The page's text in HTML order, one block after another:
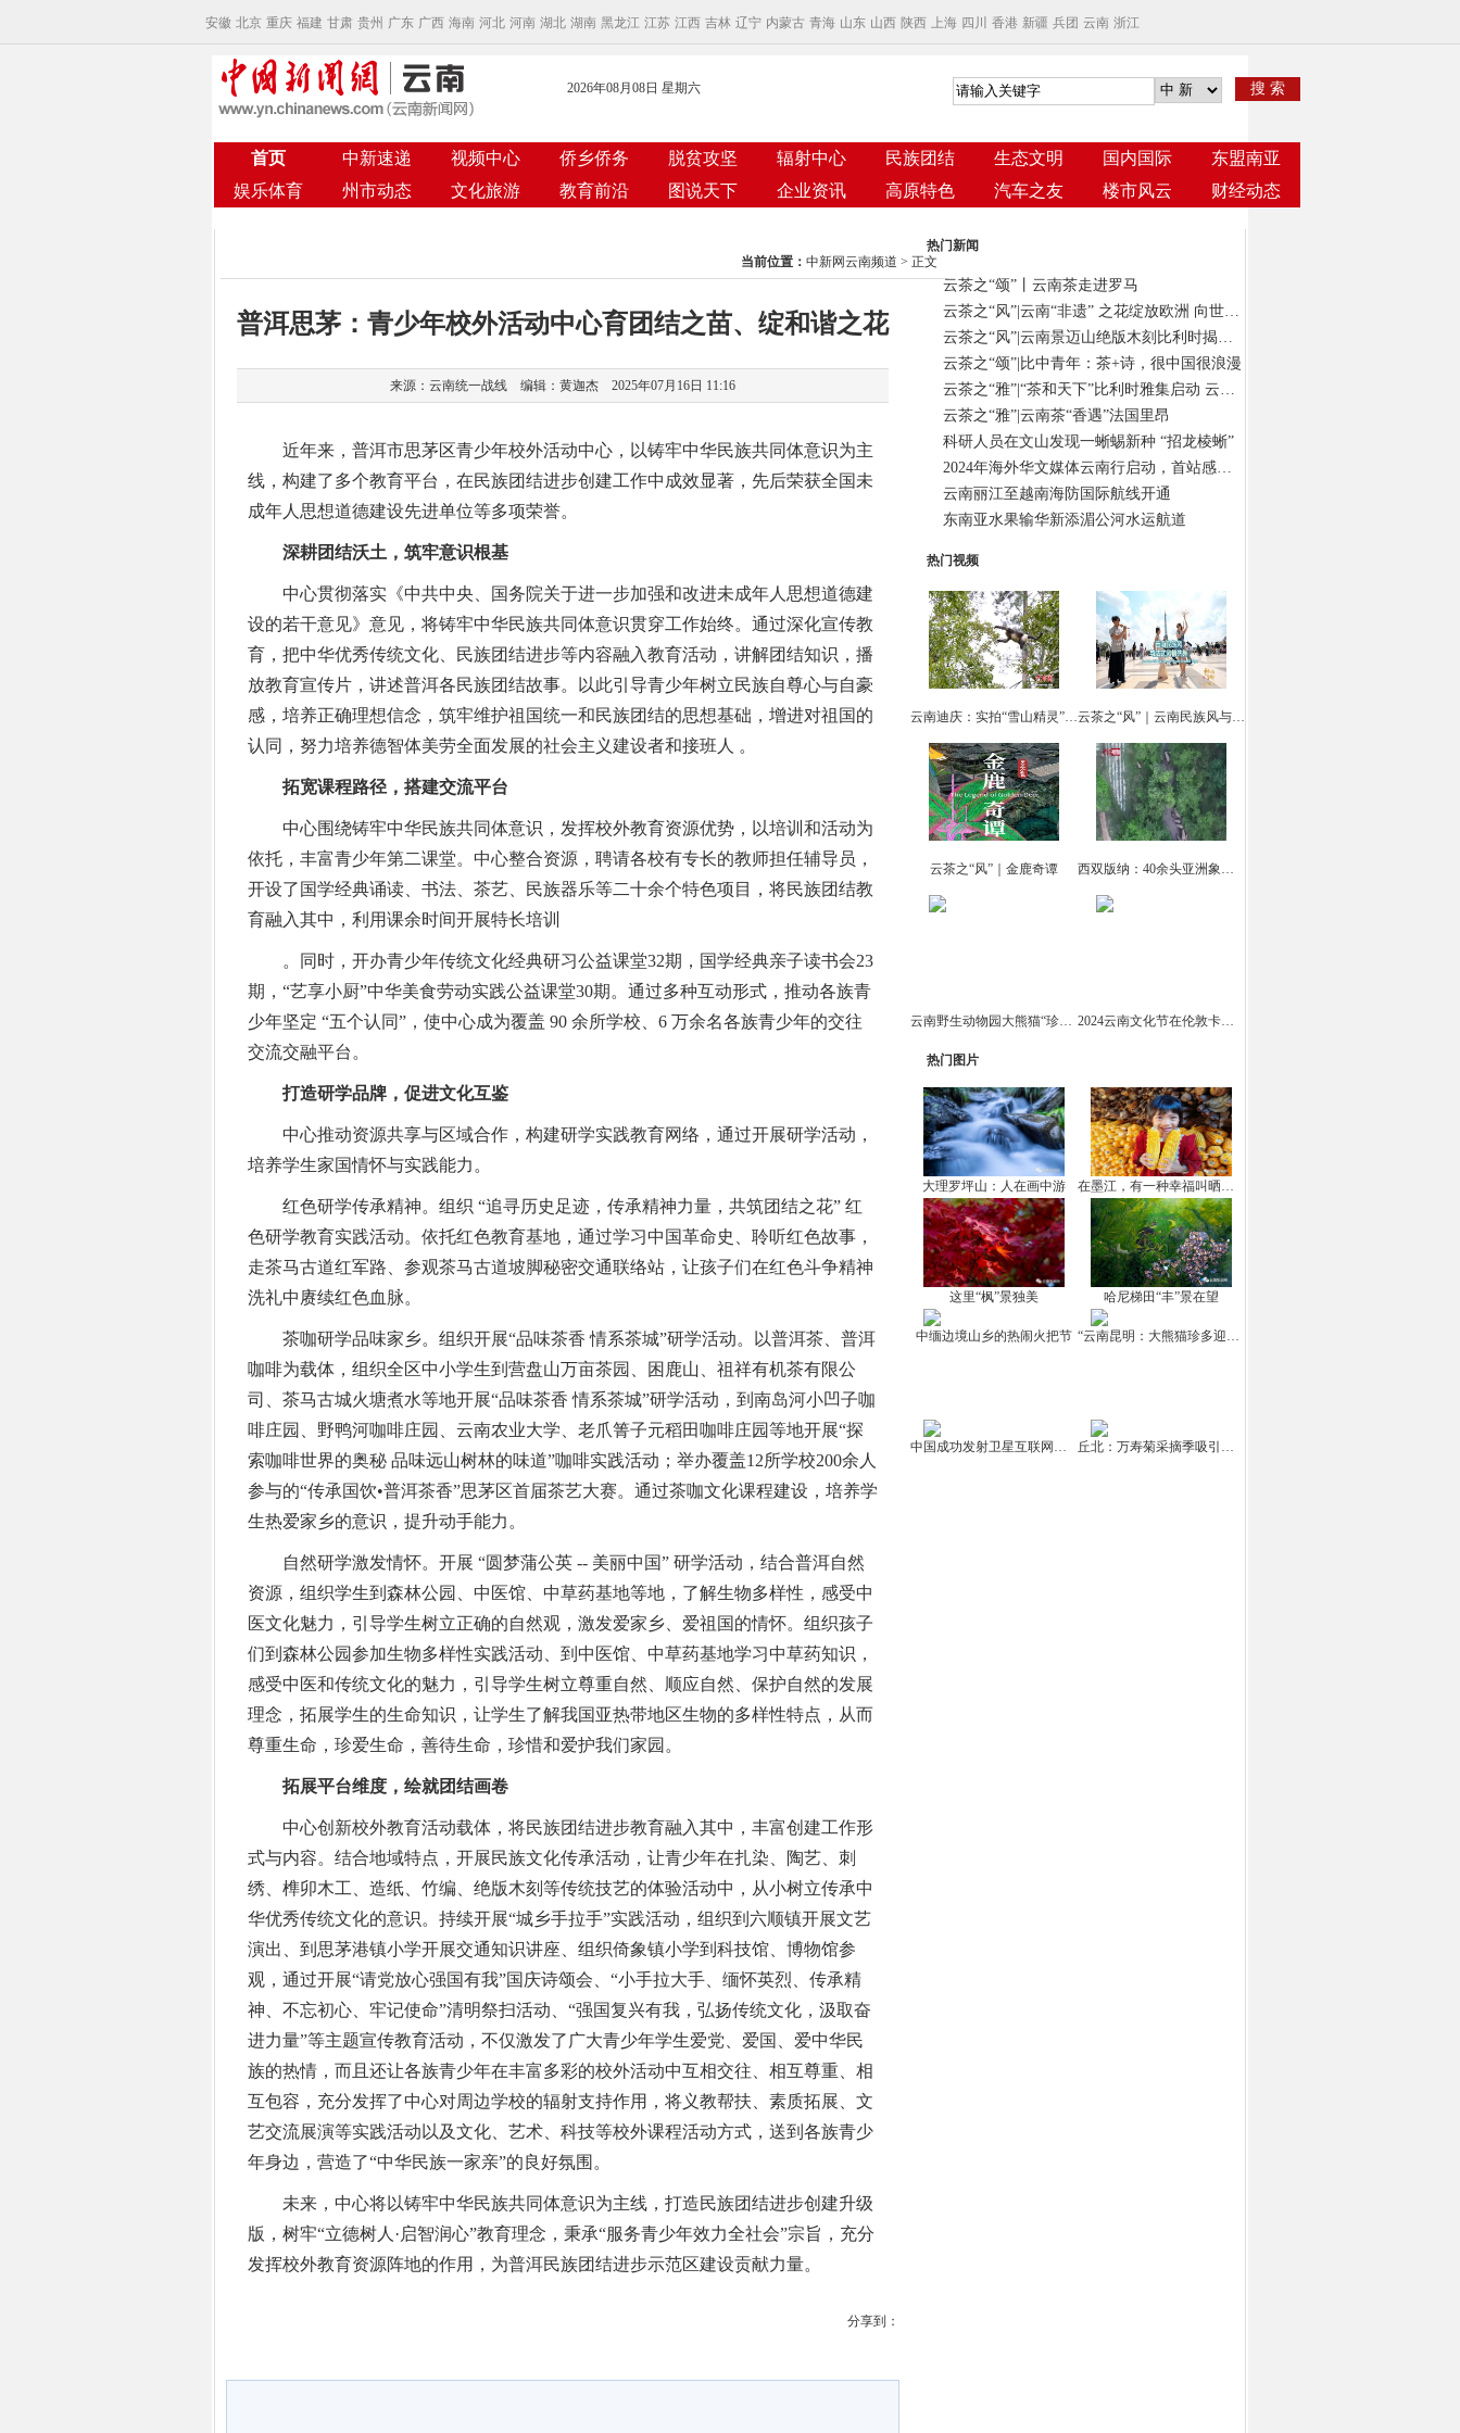
安徽 北京 重庆 福建 甘肃 贵州 广东 广西 海南 河北 河南 湖北 湖南 黑龙江 江苏 江西 吉林 辽宁 内蒙古 青海 山东 山西 陕西 上海 四川 香港 新疆 兵团 云南 浙江
2026年08月08日 星期六 搜 索
首页 中新速递 视频中心 侨乡侨务 脱贫攻坚 辐射中心 民族团结 生态文明 国内国际
东盟南亚
娱乐体育
州市动态 文化旅游 教育前沿 图说天下 企业资讯 高原特色 汽车之友 楼市风云 财经动态
当前位置： 中新网云南频道 > 正文
普洱思茅：青少年校外活动中心育团结之苗、绽和谐之花
来源：云南统一战线 编辑：黄迦杰 2025年07月16日 11:16
近年来，普洱市思茅区青少年校外活动中心，以铸牢中华民族共同体意识为主
线，构建了多个教育平台，在民族团结进步创建工作中成效显著，先后荣获全国未
成年人思想道德建设先进单位等多项荣誉。
深耕团结沃土，筑牢意识根基
中心贯彻落实《中共中央、国务院关于进一步加强和改进未成年人思想道德建
设的若干意见》意见，将铸牢中华民族共同体意识贯穿工作始终。通过深化宣传教
育，把中华优秀传统文化、民族团结进步等内容融入教育活动，讲解团结知识，播
放教育宣传片，讲述普洱各民族团结故事。以此引导青少年树立民族自尊心与自豪
感，培养正确理想信念，筑牢维护祖国统一和民族团结的思想基础，增进对祖国的
认同，努力培养德智体美劳全面发展的社会主义建设者和接班人 。
拓宽课程路径，搭建交流平台
中心围绕铸牢中华民族共同体意识，发挥校外教育资源优势，以培训和活动为
依托，丰富青少年第二课堂。中心整合资源，聘请各校有专长的教师担任辅导员，
开设了国学经典诵读、书法、茶艺、民族器乐等二十余个特色项目，将民族团结教
育融入其中，利用课余时间开展特长培训
。同时，开办青少年传统文化经典研习公益课堂32期，国学经典亲子读书会23
期，“艺享小厨”中华美食劳动实践公益课堂30期。通过多种互动形式，推动各族青
少年坚定 “五个认同”，使中心成为覆盖 90 余所学校、6 万余名各族青少年的交往
交流交融平台。
打造研学品牌，促进文化互鉴
中心推动资源共享与区域合作，构建研学实践教育网络，通过开展研学活动，
培养学生家国情怀与实践能力。
红色研学传承精神。组织 “追寻历史足迹，传承精神力量，共筑团结之花” 红
色研学教育实践活动。依托红色教育基地，通过学习中国革命史、聆听红色故事，
走茶马古道红军路、参观茶马古道坡脚秘密交通联络站，让孩子们在红色斗争精神
洗礼中赓续红色血脉。
茶咖研学品味家乡。组织开展“品味茶香 情系茶城”研学活动。以普洱茶、普洱
咖啡为载体，组织全区中小学生到营盘山万亩茶园、困鹿山、祖祥有机茶有限公
司、茶马古城火塘煮水等地开展“品味茶香 情系茶城”研学活动，到南岛河小凹子咖
啡庄园、野鸭河咖啡庄园、云南农业大学、老爪箐子元稻田咖啡庄园等地开展“探
索咖啡世界的奥秘 品味远山树林的味道”咖啡实践活动；举办覆盖12所学校200余人
参与的“传承国饮•普洱茶香”思茅区首届茶艺大赛。通过茶咖文化课程建设，培养学
生热爱家乡的意识，提升动手能力。
自然研学激发情怀。开展 “圆梦蒲公英 -- 美丽中国” 研学活动，结合普洱自然
资源，组织学生到森林公园、中医馆、中草药基地等地，了解生物多样性，感受中
医文化魅力，引导学生树立正确的自然观，激发爱家乡、爱祖国的情怀。组织孩子
们到森林公园参加生物多样性实践活动、到中医馆、中草药基地学习中草药知识，
感受中医和传统文化的魅力，引导学生树立尊重自然、顺应自然、保护自然的发展
理念，拓展学生的生命知识，让学生了解我国亚热带地区生物的多样性特点，从而
尊重生命，珍爱生命，善待生命，珍惜和爱护我们家园。
拓展平台维度，绘就团结画卷
中心创新校外教育活动载体，将民族团结进步教育融入其中，丰富创建工作形
式与内容。结合地域特点，开展民族文化传承活动，让青少年在扎染、陶艺、刺
绣、榫卯木工、造纸、竹编、绝版木刻等传统技艺的体验活动中，从小树立传承中
华优秀传统文化的意识。持续开展“城乡手拉手”实践活动，组织到六顺镇开展文艺
演出、到思茅港镇小学开展交通知识讲座、组织倚象镇小学到科技馆、博物馆参
观，通过开展“请党放心强国有我”国庆诗颂会、“小手拉大手、缅怀英烈、传承精
神、不忘初心、牢记使命”清明祭扫活动、“强国复兴有我，弘扬传统文化，汲取奋
进力量”等主题宣传教育活动，不仅激发了广大青少年学生爱党、爱国、爱中华民
族的热情，而且还让各族青少年在丰富多彩的校外活动中互相交往、相互尊重、相
互包容，充分发挥了中心对周边学校的辐射支持作用，将义教帮扶、素质拓展、文
艺交流展演等实践活动以及文化、艺术、科技等校外课程活动方式，送到各族青少
年身边，营造了“中华民族一家亲”的良好氛围。
未来，中心将以铸牢中华民族共同体意识为主线，打造民族团结进步创建升级
版，树牢“立德树人·启智润心”教育理念，秉承“服务青少年效力全社会”宗旨，充分
发挥校外教育资源阵地的作用，为普洱民族团结进步示范区建设贡献力量。
分享到：
热门新闻
云茶之“颂”丨云南茶走进罗马
云茶之“风”|云南“非遗” 之花绽放欧洲 向世界发出“景迈之约”
云茶之“风”|云南景迈山绝版木刻比利时揭幕 以“有形”版画绘“无象”茶意
云茶之“颂”|比中青年：茶+诗，很中国很浪漫
云茶之“雅”|“茶和天下”比利时雅集启动 云南茶在“欧洲心脏”演绎风雅颂
云茶之“雅”|云南茶“香遇”法国里昂
科研人员在文山发现一蜥蜴新种 “招龙棱蜥”
2024年海外华文媒体云南行启动，首站感受春城独特气质
云南丽江至越南海防国际航线开通
东南亚水果输华新添湄公河水运航道
热门视频
云南迪庆：实拍“雪山精灵” 滇金丝猴觅食 云茶之“风”｜云南民族风与法式风情共舞
云茶之“风”｜金鹿奇谭 西双版纳：40余头亚洲象集体“出游戏水”
云南野生动物园大熊猫“珍多”迎来十岁生日 2024云南文化节在伦敦卡姆登市场举办
热门图片
大理罗坪山：人在画中游 在墨江，有一种幸福叫晒秋！
这里“枫”景独美 哈尼梯田“丰”景在望
中缅边境山乡的热闹火把节 “云南昆明：大熊猫珍多迎来10岁生日
中国成功发射卫星互联网高轨卫星 丘北：万寿菊采摘季吸引游客打卡